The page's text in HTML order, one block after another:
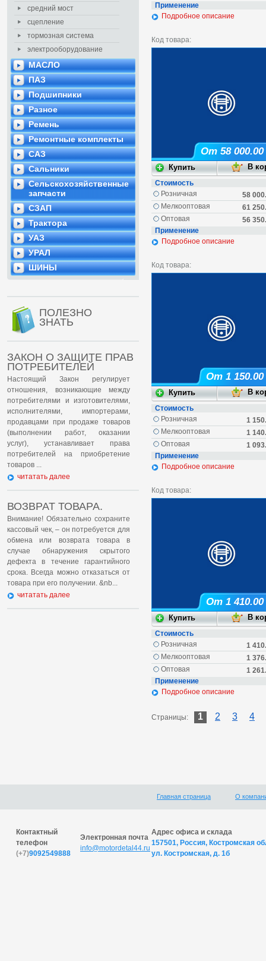
средний мост
сцепление
тормозная система
электрооборудование
МАСЛО
ПАЗ
Подшипники
Разное
Ремень
Ремонтные комплекты
САЗ
Сальники
Сельскохозяйственные
запчасти
СЗАП
Трактора
УАЗ
УРАЛ
ШИНЫ
ПОЛЕЗНО
ЗНАТЬ
ЗАКОН О ЗАЩИТЕ ПРАВ
ПОТРЕБИТЕЛЕЙ
Настоящий Закон регулирует
отношения, возникающие между
потребителями и изготовителями,
исполнителями, импортерами,
продавцами при продаже товаров
(выполнении работ, оказании
услуг), устанавливает права
потребителей на приобретение
товаров ...
читатать далее
ВОЗВРАТ ТОВАРА.
Внимание! Обязательно сохраните
кассовый чек, – он потребуется для
обмена или возврата товара в
случае обнаружения скрытого
дефекта в течение гарантийного
срока. Всегда можно отказаться от
товара при его получении. &nb...
читатать далее
Применение
Подробное описание
Код товара:
От 58 000.00
Стоимость
58
Розничная
61
Мелкооптовая
56
Оптовая
Применение
Подробное описание
Код товара:
От 1 150.00
Стоимость
1
Розничная
1
Мелкооптовая
1
Оптовая
Применение
Подробное описание
Код товара:
От 1 410.00
Стоимость
1
Розничная
1
Мелкооптовая
1
Оптовая
Применение
Подробное описание
Страницы: 1 2 3 4
Главная страница О
Контактный
телефон
(+7)9092549888
Электронная почта
info@motordetal44.ru
Адрес офиса и склада
157501, Россия, Костромская
ул. Костромская, д. 1б